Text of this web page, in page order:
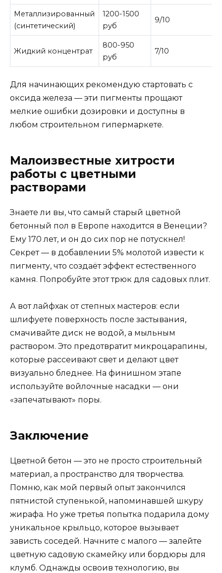
Металлизированный
(синтетический)
1200-1500
руб
9/10
Жидкий концентрат
800-950
руб
7/10
Для начинающих рекомендую стартовать с
оксида железа — эти пигменты прощают
мелкие ошибки дозировки и доступны в
любом строительном гипермаркете.
Малоизвестные хитрости
работы с цветными
растворами
Знаете ли вы, что самый старый цветной
бетонный пол в Европе находится в Венеции?
Ему 170 лет, и он до сих пор не потускнел!
Секрет — в добавлении 5% молотой извести к
пигменту, что создаёт эффект естественного
камня. Попробуйте этот трюк для садовых плит.
А вот лайфхак от степных мастеров: если
шлифуете поверхность после застывания,
смачивайте диск не водой, а мыльным
раствором. Это предотвратит микроцарапины,
которые рассеивают свет и делают цвет
визуально бледнее. На финишном этапе
используйте войлочные насадки — они
«запечатывают» поры.
Заключение
Цветной бетон — это не просто строительный
материал, а пространство для творчества.
Помню, как мой первый опыт закончился
пятнистой ступенькой, напоминавшей шкуру
жирафа. Но уже третья попытка подарила дому
уникальное крыльцо, которое вызывает
зависть соседей. Начните с малого — залейте
цветную садовую скамейку или бордюры для
клумб. Однажды освоив технологию, вы